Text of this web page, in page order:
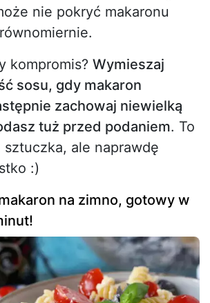
nie pokryć makaronu
kompromis? Wymieszaj
sosu, gdy makaron
zachowaj niewielką
tuż przed podaniem. To
sztuczka, ale naprawdę
:)
na zimno, gotowy w